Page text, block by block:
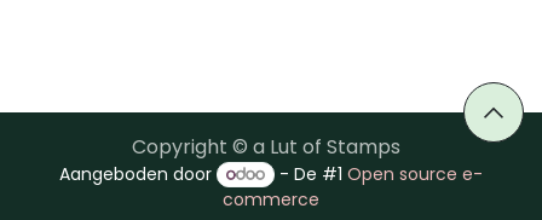
Copyright © a Lut of Stamps
Aangeboden door - De #1Open source e-
commerce